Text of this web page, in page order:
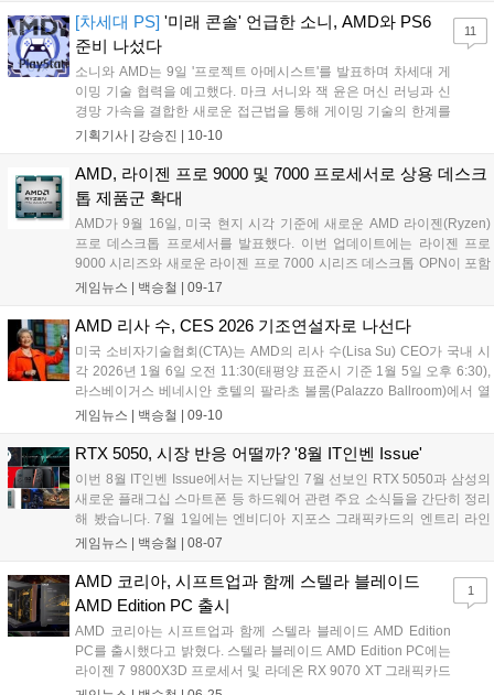
벤트도 진행한다....
[차세대 PS] '미래 콘솔' 언급한 소니, AMD와 PS6
준비 나섰다
소니와 AMD는 9일 '프로젝트 아메시스트'를 발표하며 차세대 게
이밍 기술 협력을 예고했다. 마크 서니와 잭 윤은 머신 러닝과 신
경망 가속을 결합한 새로운 접근법을 통해 게이밍 기술의 한계를
극복하고자 한다. 뉴럴 어레이, 래디언스 코어, 유니버설 압축 등
성능을 향상시키고 레이 트레이싱 성능을 개선하며 메모리 대역
폭 사용을 줄일 계획이다....
기획기사 | 강승진 10-10
11
AMD, 라이젠 프로 9000 및 7000 프로세서로 상용 데스크
톱 제품군 확대
AMD가 9월 16일, 미국 현지 시각 기준에 새로운 AMD 라이젠(Ryzen)
프로 데스크톱 프로세서를 발표했다. 이번 업데이트에는 라이젠 프로
9000 시리즈와 새로운 라이젠 프로 7000 시리즈 데스크톱 OPN이 포함
된다. 비즈니스 데스크톱을 위해 설계된 라이젠 프로 9000 시리즈는 고
로 7000 프로세서는 효율적인 "젠 4(Zen 4)" 아키텍처를 기반으로 한다.
두 제품군은 AMD 프로 기술과 결합해 업계 선도적 성능, 기업용 보안,
간소화된 관리 기능을 제공하며 현대적 업무 환경에 최적화된 생산성을
지원한다....
게임뉴스 | 백승철 09-17
AMD 리사 수, CES 2026 기조연설자로 나선다
미국 소비자기술협회(CTA)는 AMD의 리사 수(Lisa Su) CEO가 국내 시
각 2026년 1월 6일 오전 11:30(태평양 표준시 기준 1월 5일 오후 6:30),
라스베이거스 베네시안 호텔의 팔라초 볼룸(Palazzo Ballroom)에서 열
리는 CES 2026 개막 기조연설을 맡게 되었다고 발표했다. 리사 수 CEO
미래형 AI 솔루션에 대한 AMD의 비전을 소개할 예정이며, AMD의 CPU,
GPU, 적응형 컴퓨팅, AI 소프트웨어 및 솔루션 등 폭넓은 포트폴리오가
고객과 파트너들의 세계의 주요 과제 해결에 어떻게 기여하고 있는지 설
명할 예정이다....
게임뉴스 | 백승철 09-10
RTX 5050, 시장 반응 어떨까? '8월 IT인벤 Issue'
이번 8월 IT인벤 Issue에서는 지난달인 7월 선보인 RTX 5050과 삼성의
새로운 플래그십 스마트폰 등 하드웨어 관련 주요 소식들을 간단히 정리
해 봤습니다. 7월 1일에는 엔비디아 지포스 그래픽카드의 엔트리 라인
업, RTX 5050이 출시됐습니다. 50 및 60 라인업의 제품은 가격 접근성
세계 하드웨어 커뮤니티로부터 혹평을 받고 있습니다....
게임뉴스 | 백승철 08-07
AMD 코리아, 시프트업과 함께 스텔라 블레이드
AMD Edition PC 출시
AMD 코리아는 시프트업과 함께 스텔라 블레이드 AMD Edition
PC를 출시했다고 밝혔다. 스텔라 블레이드 AMD Edition PC에는
라이젠 7 9800X3D 프로세서 및 라데온 RX 9070 XT 그래픽카드
가 탑재되어 가장 높은 매우 높음 그래픽 옵션과 4K 해상도에서
1